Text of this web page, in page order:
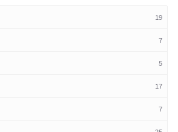
19
7
5
17
7